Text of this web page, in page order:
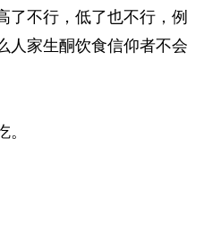
了不行，低了也不行，例
人家生酮饮食信仰者不会